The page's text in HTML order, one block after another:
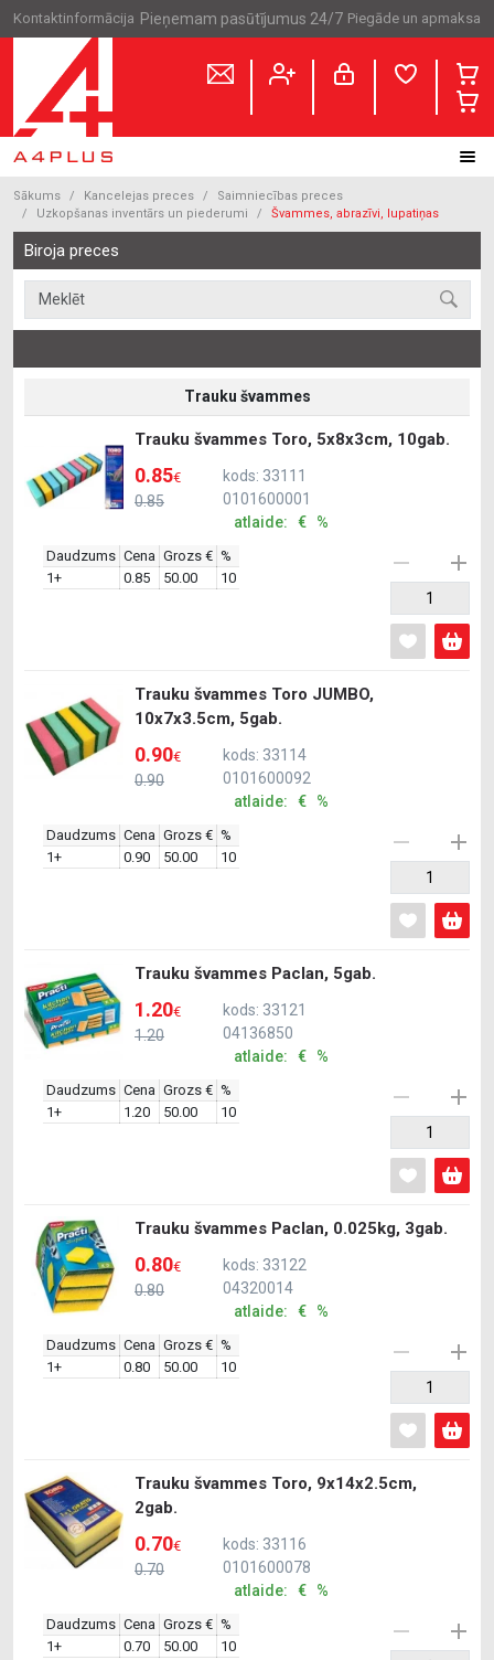
Kontaktinformācija Pieņemam pasūtījumus 24/7 Piegāde un apmaksa
Sākums Kancelejas preces
Saimniecības preces
Uzkopšanas inventārs un piederumi
Švammes, abrazīvi, lupatiņas
Biroja preces
Trauku švammes
Trauku švammes Toro, 5x8x3cm, 10gab.
0.85
0.85€
kods: 33111
0101600001
atlaide: € %
Daudzums Cena Grozs € %
1+
0.85 50.00 10
Trauku švammes Toro JUMBO,
10x7x3.5cm, 5gab.
0.90
0.90€
kods: 33114
0101600092
atlaide: € %
Daudzums Cena Grozs € %
1+
0.90 50.00 10
Trauku švammes Paclan, 5gab.
1.20
1.20€
kods: 33121
04136850
atlaide: € %
Daudzums Cena Grozs € %
1+
1.20 50.00 10
Trauku švammes Paclan, 0.025kg, 3gab.
0.80
0.80€
kods: 33122
04320014
atlaide: € %
Daudzums Cena Grozs € %
1+
0.80 50.00 10
Trauku švammes Toro, 9x14x2.5cm,
2gab.
0.70
0.70€
kods: 33116
0101600078
atlaide: € %
Daudzums Cena Grozs € %
1+
0.70 50.00 10